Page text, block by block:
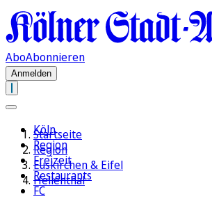
AboAbonnieren
Anmelden
Köln
Region
Freizeit
Restaurants
FC
Startseite
Region
Euskirchen & Eifel
Hellenthal